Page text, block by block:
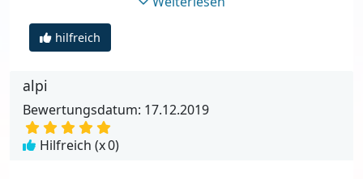
hilfreich
alpi
Bewertungsdatum: 17.12.2019
Hilfreich (x0)